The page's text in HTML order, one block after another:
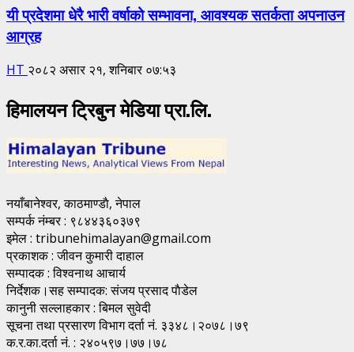
यी प्रदेशमा धेरै भारी वर्षाको सम्भावना, आवश्यक सतर्कता अपनाउन
आग्रह
HT २०८२ असार २१, शनिबार ०७:५३
हिमालयन ट्रिबुन मेडिया प्रा.लि.
नयाँबानेश्वर, काठमाण्डाै, नेपाल
सम्पर्क नंम्बर : ९८४४३६०३७९
इमेल : tribunehimalayan@gmail.com
प्रकाशक : जीवन कुमारी दाहाल
सम्पादक : विश्वनाथ आचार्य
निर्देशक।सह सम्पादक: संजय प्रसाद पाैडेल
कानुनी सल्लाहकार : बिमल सुवेदी
सूचना तथा प्रसारण विभाग दर्ता नं. ३३४८।२०७८।७९
क.र.का.दर्ता नं. : २४०५९७।७७।७८